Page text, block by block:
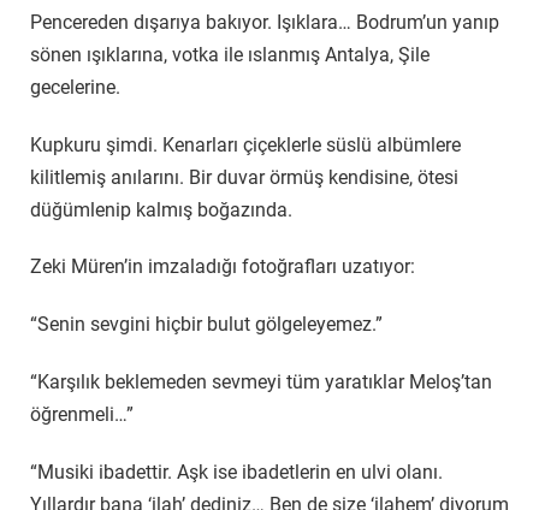
Pencereden dışarıya bakıyor. Işıklara… Bodrum’un yanıp
sönen ışıklarına, votka ile ıslanmış Antalya, Şile
gecelerine.
Kupkuru şimdi. Kenarları çiçeklerle süslü albümlere
kilitlemiş anılarını. Bir duvar örmüş kendisine, ötesi
düğümlenip kalmış boğazında.
Zeki Müren’in imzaladığı fotoğrafları uzatıyor:
“Senin sevgini hiçbir bulut gölgeleyemez.”
“Karşılık beklemeden sevmeyi tüm yaratıklar Meloş’tan
öğrenmeli…”
“Musiki ibadettir. Aşk ise ibadetlerin en ulvi olanı.
Yıllardır bana ‘ilah’ dediniz… Ben de size ‘ilahem’ diyorum